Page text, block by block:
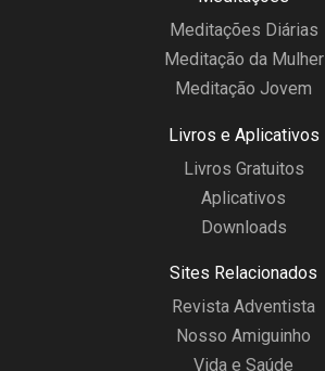
Meditações Diárias
Meditação da Mulher
Meditação Jovem
Livros e Aplicativos
Livros Gratuitos
Aplicativos
Downloads
Sites Relacionados
Revista Adventista
Nosso Amiguinho
Vida e Saúde